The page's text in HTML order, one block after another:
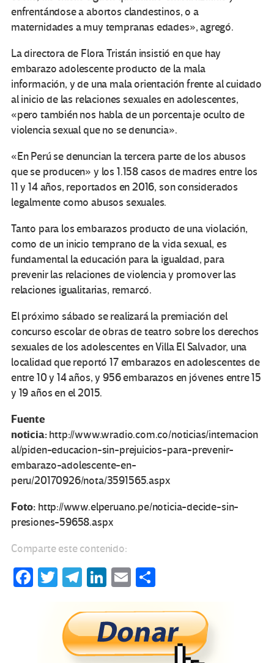
enfrentándose a abortos clandestinos, o a
maternidades a muy tempranas edades», agregó.
La directora de Flora Tristán insistió en que hay
embarazo adolescente producto de la mala
información, y de una mala orientación frente al cuidado
al inicio de las relaciones sexuales en adolescentes,
«pero también nos habla de un porcentaje oculto de
violencia sexual que no se denuncia».
«En Perú se denuncian la tercera parte de los abusos
que se producen» y los 1.158 casos de madres entre los
11 y 14 años, reportados en 2016, son considerados
legalmente como abusos sexuales.
Tanto para los embarazos producto de una violación,
como de un inicio temprano de la vida sexual, es
fundamental la educación para la igualdad, para
prevenir las relaciones de violencia y promover las
relaciones igualitarias, remarcó.
El próximo sábado se realizará la premiación del
concurso escolar de obras de teatro sobre los derechos
sexuales de los adolescentes en Villa El Salvador, una
localidad que reportó 17 embarazos en adolescentes de
entre 10 y 14 años, y 956 embarazos en jóvenes entre 15
y 19 años en el 2015.
Fuente
noticia:http://www.wradio.com.co/noticias/internacion
al/piden-educacion-sin-prejuicios-para-prevenir-
embarazo-adolescente-en-
peru/20170926/nota/3591565.aspx
Foto: http://www.elperuano.pe/noticia-decide-sin-
presiones-59658.aspx
Comparte este contenido:
Fa T
tt
er
Te
gr
a
m
Li
ke
dI
n
E
ail m
p
ar